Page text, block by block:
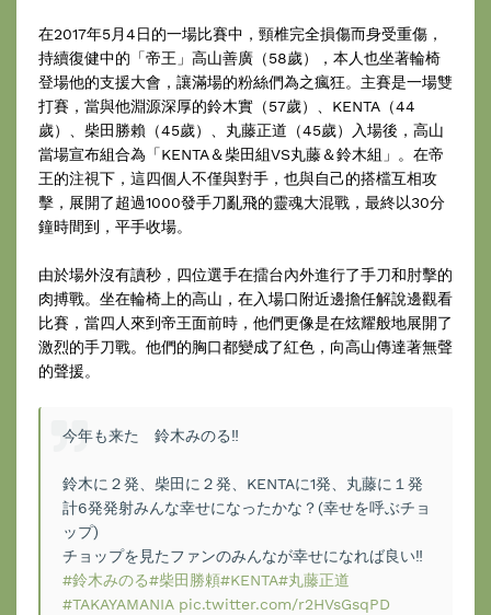
在2017年5月4日的一場比賽中，頸椎完全損傷而身受重傷，
持續復健中的「帝王」高山善廣（58歲），本人也坐著輪椅
登場他的支援大會，讓滿場的粉絲們為之瘋狂。主賽是一場雙
打賽，當與他淵源深厚的鈴木實（57歲）、KENTA（44
歲）、柴田勝賴（45歲）、丸藤正道（45歲）入場後，高山
當場宣布組合為「KENTA＆柴田組VS丸藤＆鈴木組」。在帝
王的注視下，這四個人不僅與對手，也與自己的搭檔互相攻
擊，展開了超過1000發手刀亂飛的靈魂大混戰，最終以30分
鐘時間到，平手收場。
由於場外沒有讀秒，四位選手在擂台內外進行了手刀和肘擊的
肉搏戰。坐在輪椅上的高山，在入場口附近邊擔任解說邊觀看
比賽，當四人來到帝王面前時，他們更像是在炫耀般地展開了
激烈的手刀戰。他們的胸口都變成了紅色，向高山傳達著無聲
的聲援。
今年も来た 鈴木みのる‼︎
鈴木に２発、柴田に２発、KENTAに1発、丸藤に１発
計6発発射みんな幸せになったかな？(幸せを呼ぶチョ
ップ)
チョップを見たファンのみんなが幸せになれば良い‼︎
#鈴木みのる#柴田勝頼#KENTA#丸藤正道
#TAKAYAMANIA pic.twitter.com/r2HVsGsqPD